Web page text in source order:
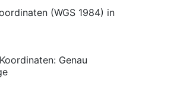
(WGS 1984) in
Genau